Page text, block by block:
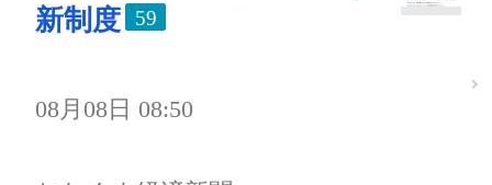
新制度
59
08月08日 08:50